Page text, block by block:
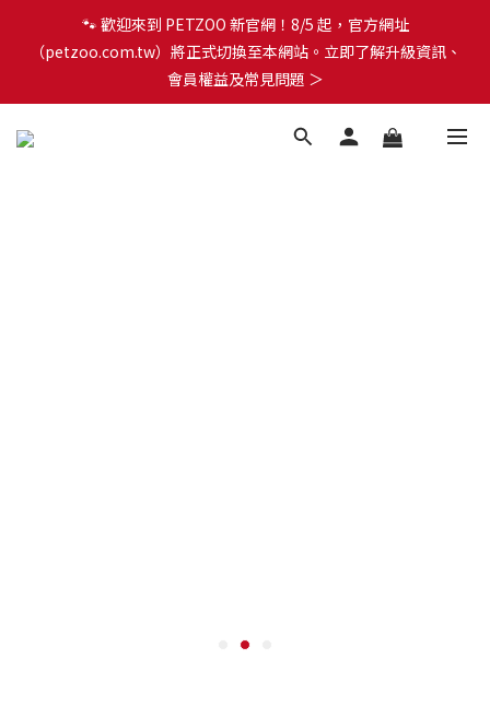
🐾 歡迎來到 PETZOO 新官網！8/5 起，官方網址
（petzoo.com.tw）將正式切換至本網站。立即了解升級資訊、
會員權益及常見問題 ＞
🐾 歡迎來到 PETZOO 新官網！8/5 起，官方網址
（petzoo.com.tw）將正式切換至本網站。立即了解升級資訊、
會員權益及常見問題 ＞
✨【新朋友見面禮】現在註冊即領 $100 購物金！全館滿 $1,500 享